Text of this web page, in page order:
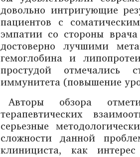
довольно интригующие
пациентов с
эмпатии со стороны
достоверно лучшими
гемоглобина и
простудой отмечались
иммунитета (повышение
Авторы обзора
терапевтических
серьезные
сложности данной
клинициста, как